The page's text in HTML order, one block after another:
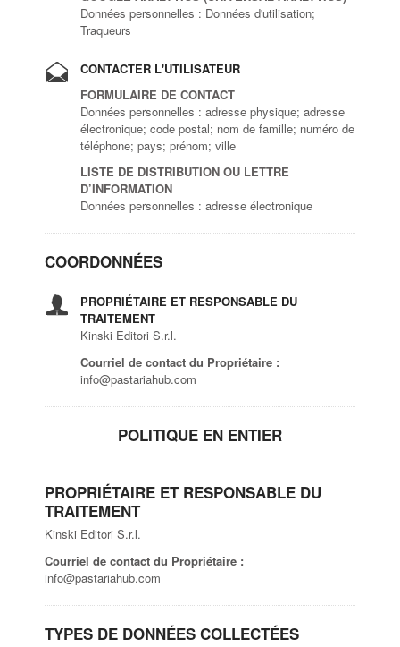
Données personnelles : Données d'utilisation;
Traqueurs
CONTACTER L'UTILISATEUR
FORMULAIRE DE CONTACT
Données personnelles : adresse physique; adresse
électronique; code postal; nom de famille; numéro de
téléphone; pays; prénom; ville
LISTE DE DISTRIBUTION OU LETTRE
D’INFORMATION
Données personnelles : adresse électronique
COORDONNÉES
PROPRIÉTAIRE ET RESPONSABLE DU
TRAITEMENT
Kinski Editori S.r.l.
Courriel de contact du Propriétaire :
info@pastariahub.com
POLITIQUE EN ENTIER
PROPRIÉTAIRE ET RESPONSABLE DU
TRAITEMENT
Kinski Editori S.r.l.
Courriel de contact du Propriétaire :
info@pastariahub.com
TYPES DE DONNÉES COLLECTÉES